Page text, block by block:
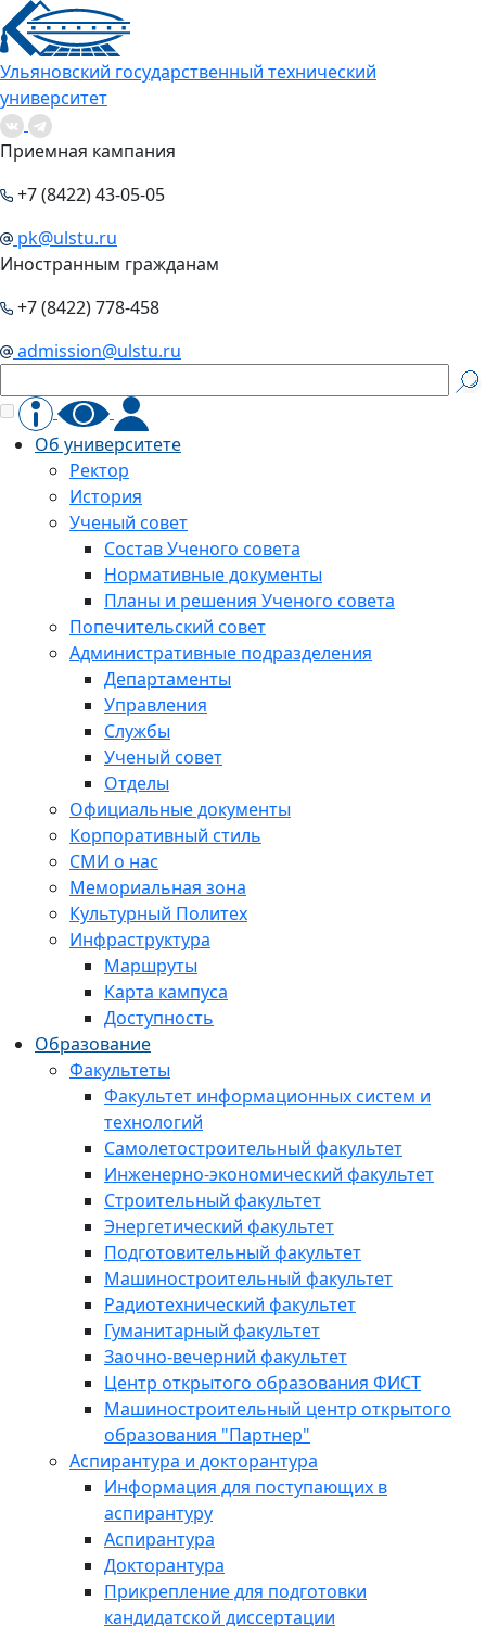
Ульяновский государственный технический
университет
Приемная кампания
+7 (8422) 43-05-05
pk@ulstu.ru
Иностранным гражданам
+7 (8422) 778-458
admission@ulstu.ru
Об университете
Ректор
История
Ученый совет
Состав Ученого совета
Нормативные документы
Планы и решения Ученого совета
Попечительский совет
Административные подразделения
Департаменты
Управления
Службы
Ученый совет
Отделы
Официальные документы
Корпоративный стиль
СМИ о нас
Мемориальная зона
Культурный Политех
Инфраструктура
Маршруты
Карта кампуса
Доступность
Образование
Факультеты
Факультет информационных систем и
технологий
Самолетостроительный факультет
Инженерно-экономический факультет
Строительный факультет
Энергетический факультет
Подготовительный факультет
Машиностроительный факультет
Радиотехнический факультет
Гуманитарный факультет
Заочно-вечерний факультет
Центр открытого образования ФИСТ
Машиностроительный центр открытого
образования "Партнер"
Аспирантура и докторантура
Информация для поступающих в
аспирантуру
Аспирантура
Докторантура
Прикрепление для подготовки
кандидатской диссертации